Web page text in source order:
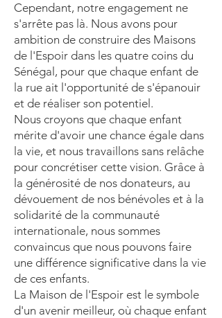
Cependant, notre engagement ne
s'arrête pas là. Nous avons pour
ambition de construire des Maisons
de l'Espoir dans les quatre coins du
Sénégal, pour que chaque enfant de
la rue ait l'opportunité de s'épanouir
et de réaliser son potentiel.
Nous croyons que chaque enfant
mérite d'avoir une chance égale dans
la vie, et nous travaillons sans relâche
pour concrétiser cette vision. Grâce à
la générosité de nos donateurs, au
dévouement de nos bénévoles et à la
solidarité de la communauté
internationale, nous sommes
convaincus que nous pouvons faire
une différence significative dans la vie
de ces enfants.
La Maison de l'Espoir est le symbole
d'un avenir meilleur, où chaque enfant